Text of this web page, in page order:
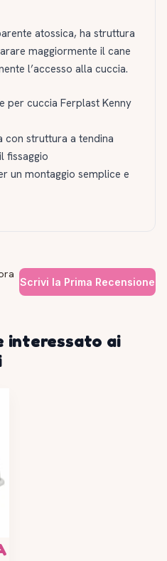
atossica, ha struttura
maggiormente il cane
l’accesso alla cuccia.
per cuccia Ferplast Kenny
con struttura a tendina
fissaggio
un montaggio semplice e
Scrivi la Prima Recensione
interessato ai